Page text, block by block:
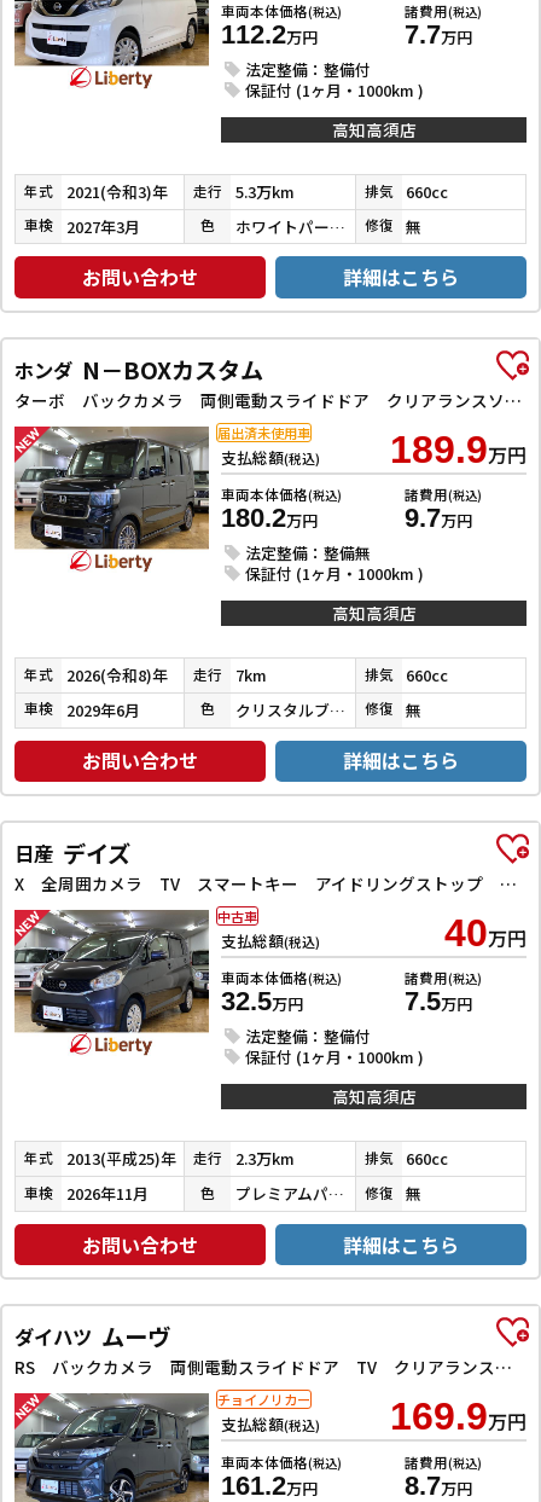
車両本体価格(税込)
112.2万円
諸費用(税込)
7.7万円
法定整備：整備付
保証付 (1ヶ月・1000km )
高知高須店
年式 2021(令和3)年 走行 5.3万km 排気 660cc
車検 2027年3月 色 ホワイトパール３コートパール 修復 無
お問い合わせ 詳細はこちら
ホンダ N－BOXカスタム
ターボ バックカメラ 両側電動スライドドア クリアランスソナー オートクルーズコントロール レーンアシスト 衝突被害軽減システム オートライト LEDヘッドランプ スマートキー アイドリングストップ
支払総額(税込) 189.9万円
車両本体価格(税込)
180.2万円
諸費用(税込)
9.7万円
法定整備：整備無
保証付 (1ヶ月・1000km )
届出済未使用車
高知高須店
年式 2026(令和8)年 走行 7km 排気 660cc
車検 2029年6月 色 クリスタルブラックパール 修復 無
お問い合わせ 詳細はこちら
日産 デイズ
X 全周囲カメラ TV スマートキー アイドリングストップ 電動格納ミラー ベンチシート CVT 盗難防止システム ABS ミュージックプレイヤー接続可 衝突安全ボディ エアコン パワーステアリング
支払総額(税込) 40万円
車両本体価格(税込)
32.5万円
諸費用(税込)
7.5万円
法定整備：整備付
保証付 (1ヶ月・1000km )
中古車
高知高須店
年式 2013(平成25)年 走行 2.3万km 排気 660cc
車検 2026年11月 色 プレミアムパープルパール 修復 無
お問い合わせ 詳細はこちら
ダイハツ ムーヴ
RS バックカメラ 両側電動スライドドア TV クリアランスソナー オートクルーズコントロール 衝突被害軽減システム オートライト LEDヘッドランプ スマートキー アイドリングストップ 電動格納ミラー
支払総額(税込) 169.9万円
車両本体価格(税込)
161.2万円
諸費用(税込)
8.7万円
チョイノリカー